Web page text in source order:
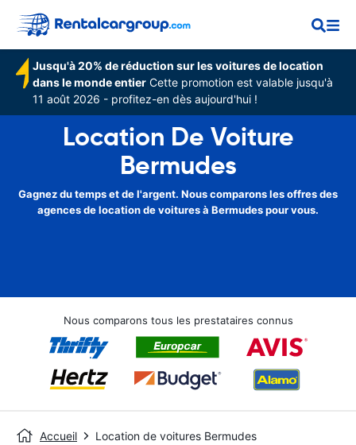
Jusqu'à 20% de réduction sur les voitures de location
dans le monde entier Cette promotion est valable jusqu'à
11 août 2026 - profitez-en dès aujourd'hui !
Location De Voiture
Bermudes
Gagnez du temps et de l'argent. Nous comparons les offres des
agences de location de voitures à Bermudes pour vous.
Nous comparons tous les prestataires connus
Accueil Location de voitures Bermudes